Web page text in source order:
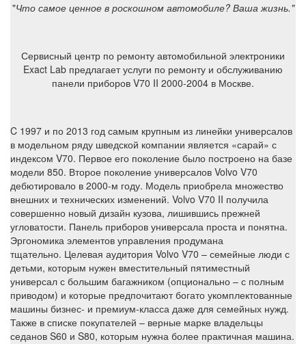
"Что самое ценное в роскошном автомобиле? Ваша жизнь."
Сервисный центр по ремонту автомобильной электроники
Exact Lab предлагает услуги по ремонту и обслуживанию
панели приборов V70 II 2000-2004 в Москве.
C 1997 и по 2013 год самым крупным из линейки универсалов
в модельном ряду шведской компании является «сарай» с
индексом V70. Первое его поколение было построено на базе
модели 850. Второе поколение универсалов Volvo V70
дебютировало в 2000-м году. Модель приобрела множество
внешних и технических изменений. Volvo V70 II получила
совершенно новый дизайн кузова, лишившись прежней
угловатости. Панель приборов универсала проста и понятна.
Эргономика элементов управления продумана
тщательно. Целевая аудитория Volvo V70 – семейные люди с
детьми, которым нужен вместительный пятиместный
универсал с большим багажником (опционально – с полным
приводом) и которые предпочитают богато укомплектованные
машины бизнес- и премиум-класса даже для семейных нужд.
Также в списке покупателей – верные марке владельцы
седанов S60 и S80, которым нужна более практичная машина.